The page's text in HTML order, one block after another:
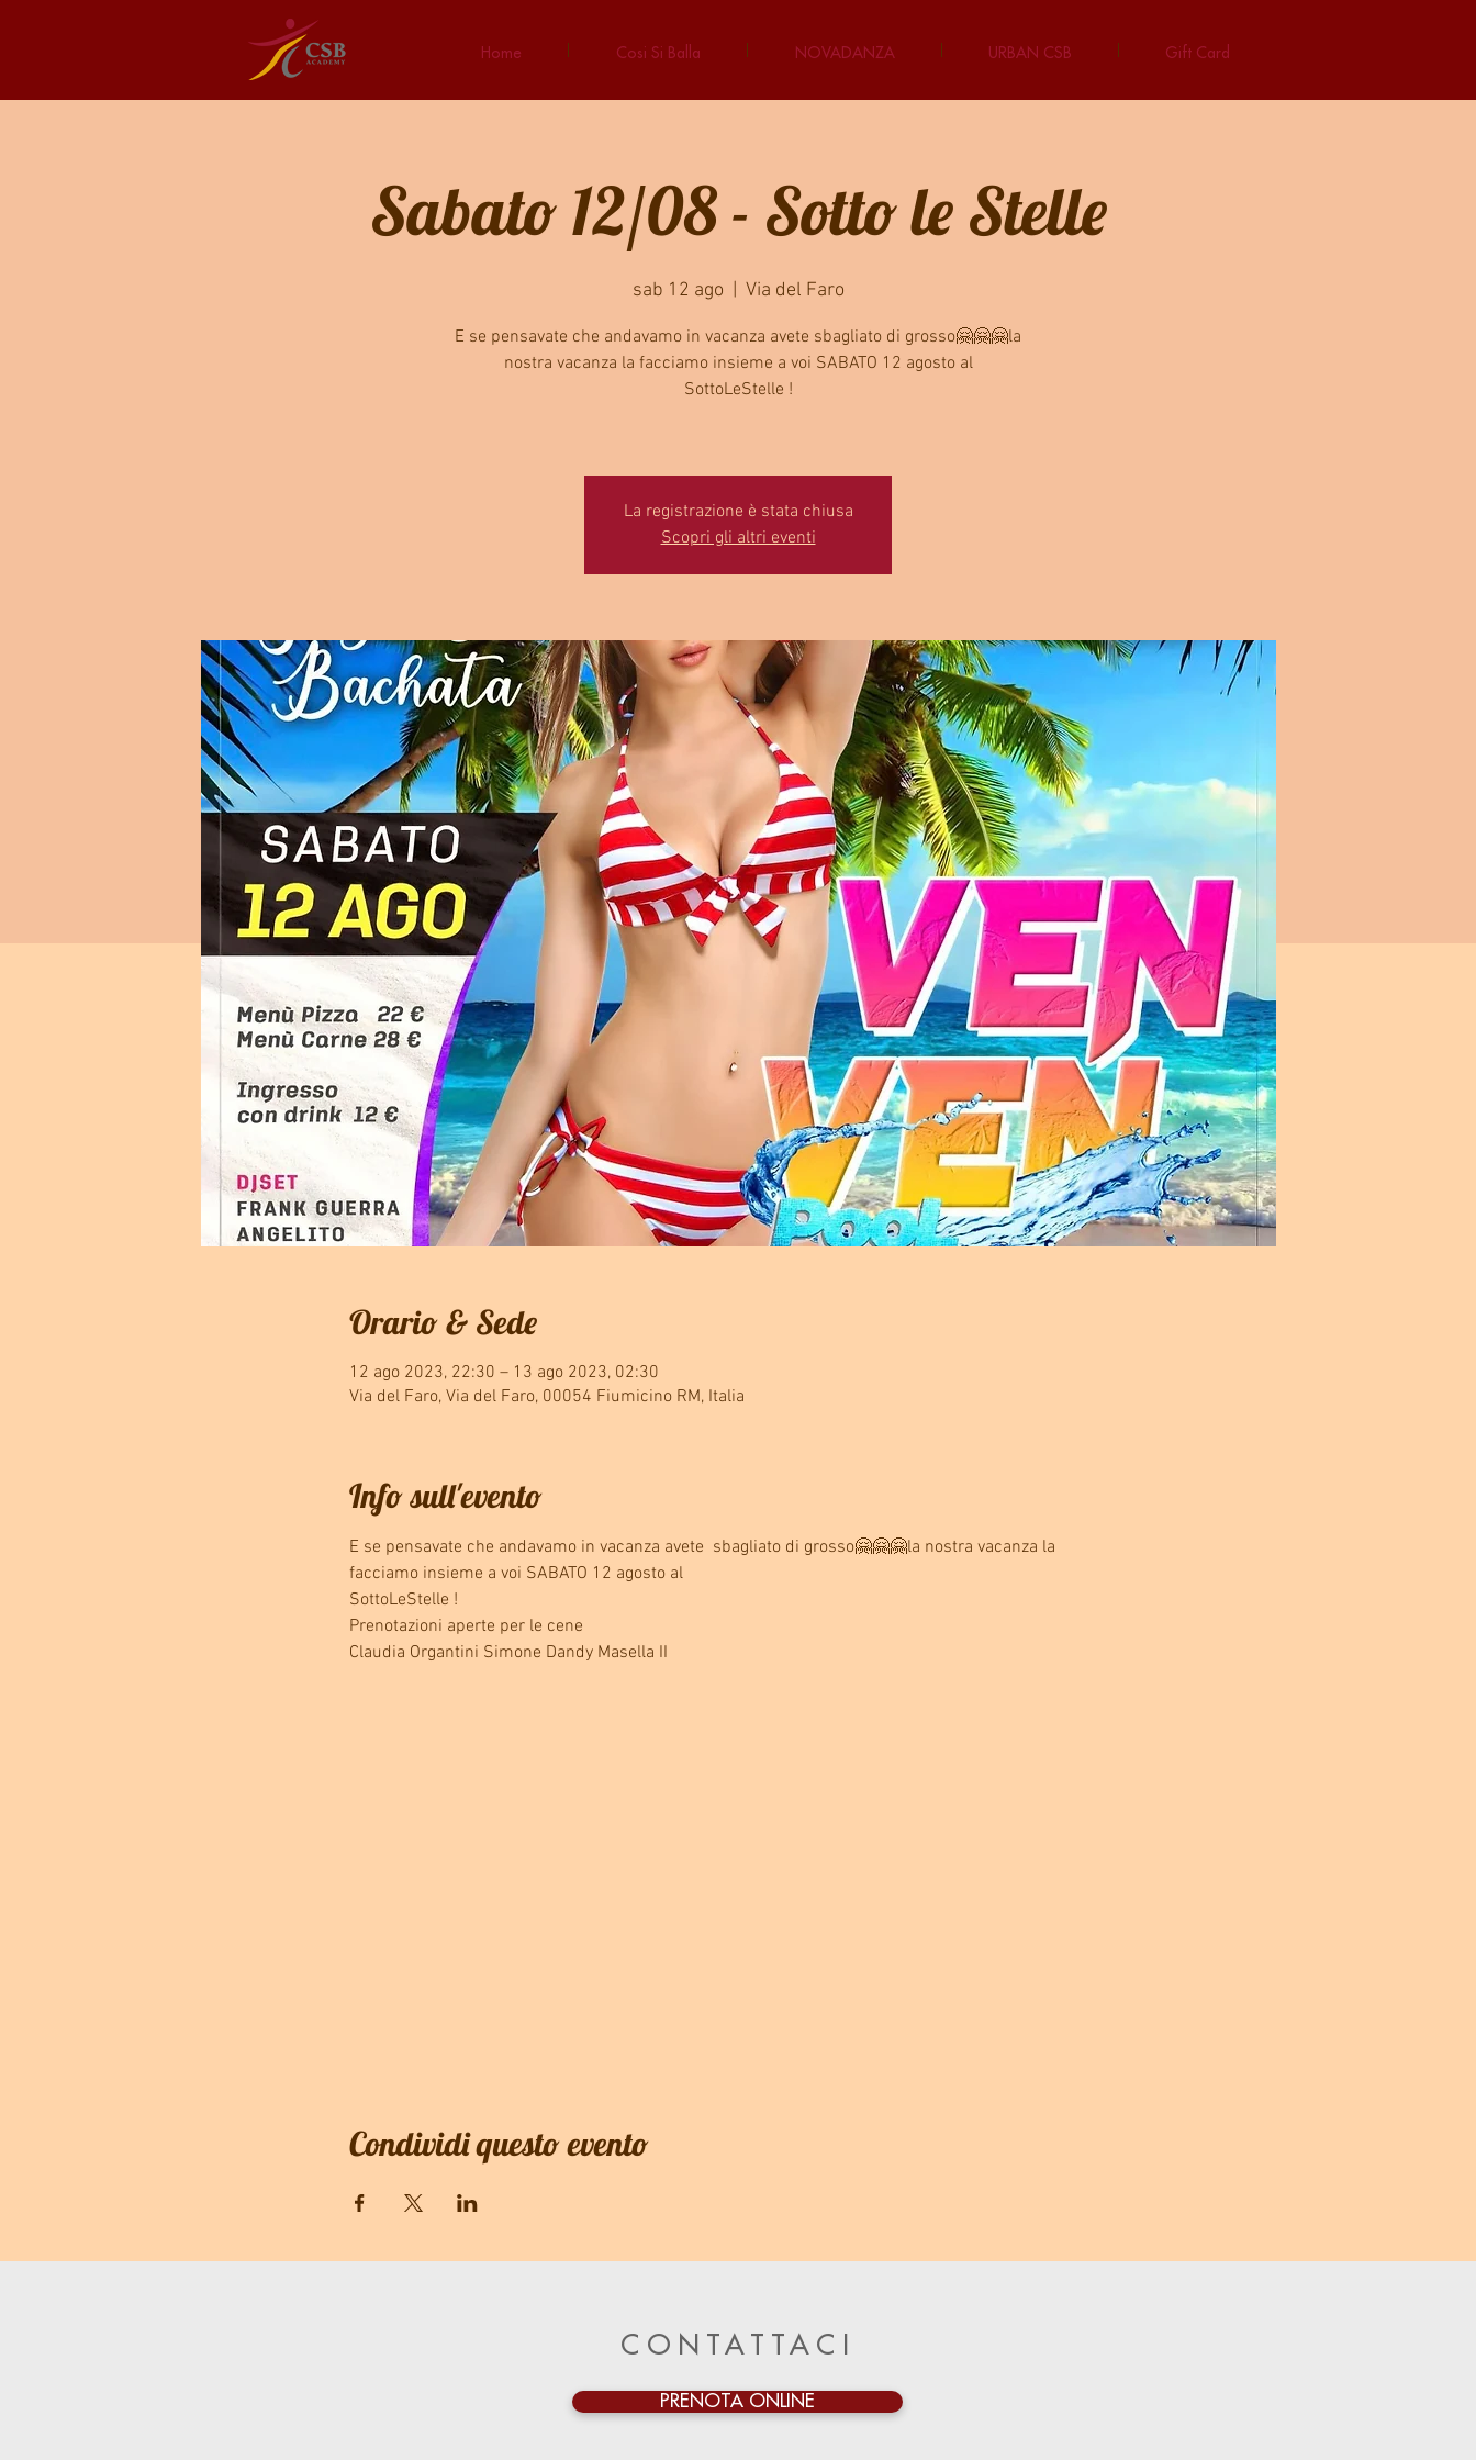
Home Cosi Si Balla NOVADANZA URBAN CSB Gift Card
Sabato 12/08 - Sotto le Stelle
sab 12 ago Via del Faro
E se pensavate che andavamo in vacanza avete sbagliato di grosso🤗🤗🤗la
nostra vacanza la facciamo insieme a voi SABATO 12 agosto al
SottoLeStelle !
La registrazione è stata chiusa
Scopri gli altri eventi
Orario & Sede
12 ago 2023, 22:30 – 13 ago 2023, 02:30
Via del Faro, Via del Faro, 00054 Fiumicino RM, Italia
Info sull'evento
E se pensavate che andavamo in vacanza avete  sbagliato di grosso🤗🤗🤗la nostra vacanza la
facciamo insieme a voi SABATO 12 agosto al
SottoLeStelle !
Prenotazioni aperte per le cene
Claudia Organtini Simone Dandy Masella II
Condividi questo evento
CONTATTACI
PRENOTA ONLINE